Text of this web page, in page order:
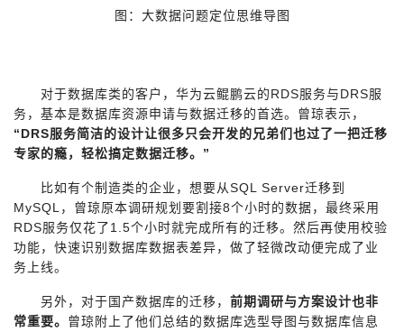
图：大数据问题定位思维导图
对于数据库类的客户，华为云鲲鹏云的RDS服务与DRS服
务，基本是数据库资源申请与数据迁移的首选。曾琼表示，
“DRS服务简洁的设计让很多只会开发的兄弟们也过了一把迁移
专家的瘾，轻松搞定数据迁移。”
比如有个制造类的企业，想要从SQL Server迁移到
MySQL，曾琼原本调研规划要割接8个小时的数据，最终采用
RDS服务仅花了1.5个小时就完成所有的迁移。然后再使用校验
功能，快速识别数据库数据表差异，做了轻微改动便完成了业
务上线。
另外，对于国产数据库的迁移， 前期调研与方案设计也非
常重要。 曾琼附上了他们总结的数据库选型导图与数据库信息